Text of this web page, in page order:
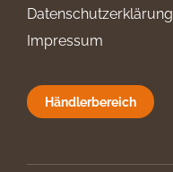
Datenschutzerklärung
Impressum
Händlerbereich